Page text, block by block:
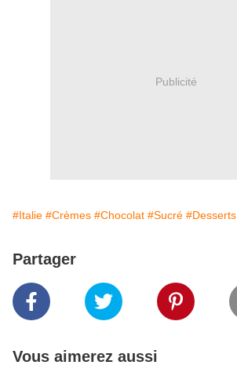
Publicité
#Italie #Crèmes #Chocolat #Sucré #Desserts
Partager
Vous aimerez aussi